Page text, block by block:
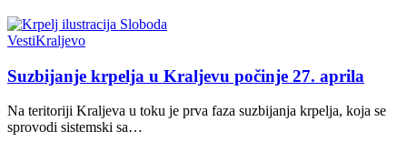
VestiKraljevo
Suzbijanje krpelja u Kraljevu počinje 27. aprila
Na teritoriji Kraljeva u toku je prva faza suzbijanja krpelja, koja se
sprovodi sistemski sa…